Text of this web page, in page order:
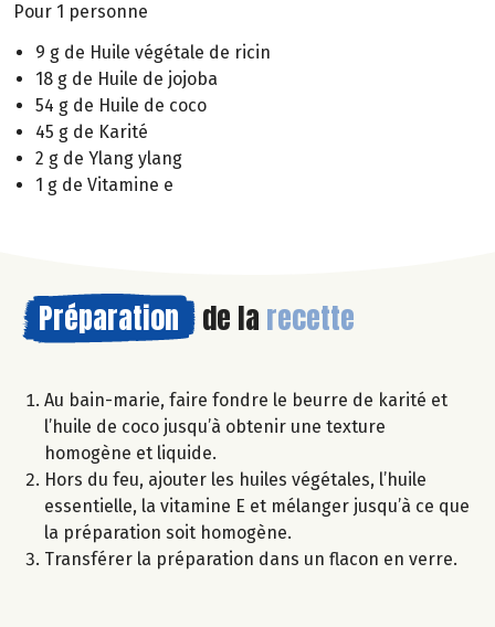
Pour 1 personne
9 g de Huile végétale de ricin
18 g de Huile de jojoba
54 g de Huile de coco
45 g de Karité
2 g de Ylang ylang
1 g de Vitamine e
Préparation de la recette
Au bain-marie, faire fondre le beurre de karité et
l’huile de coco jusqu’à obtenir une texture
homogène et liquide.
Hors du feu, ajouter les huiles végétales, l’huile
essentielle, la vitamine E et mélanger jusqu’à ce que
la préparation soit homogène.
Transférer la préparation dans un flacon en verre.